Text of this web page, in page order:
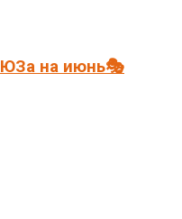
на июнь🎭